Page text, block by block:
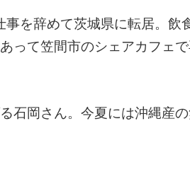
を辞めて茨城県に転居。飲
って笠間市のシェアカフェ
石岡さん。今夏には沖縄産